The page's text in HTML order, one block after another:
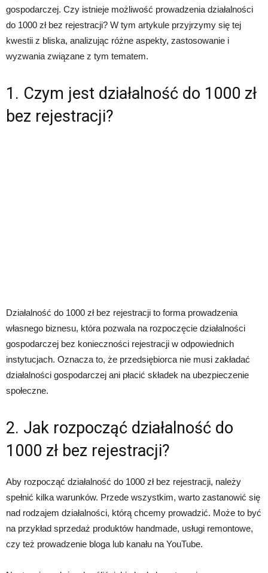
gospodarczej. Czy istnieje możliwość prowadzenia działalności
do 1000 zł bez rejestracji? W tym artykule przyjrzymy się tej
kwestii z bliska, analizując różne aspekty, zastosowanie i
wyzwania związane z tym tematem.
1. Czym jest działalność do 1000 zł
bez rejestracji?
Działalność do 1000 zł bez rejestracji to forma prowadzenia
własnego biznesu, która pozwala na rozpoczęcie działalności
gospodarczej bez konieczności rejestracji w odpowiednich
instytucjach. Oznacza to, że przedsiębiorca nie musi zakładać
działalności gospodarczej ani płacić składek na ubezpieczenie
społeczne.
2. Jak rozpocząć działalność do
1000 zł bez rejestracji?
Aby rozpocząć działalność do 1000 zł bez rejestracji, należy
spełnić kilka warunków. Przede wszystkim, warto zastanowić się
nad rodzajem działalności, którą chcemy prowadzić. Może to być
na przykład sprzedaż produktów handmade, usługi remontowe,
czy też prowadzenie bloga lub kanału na YouTube.